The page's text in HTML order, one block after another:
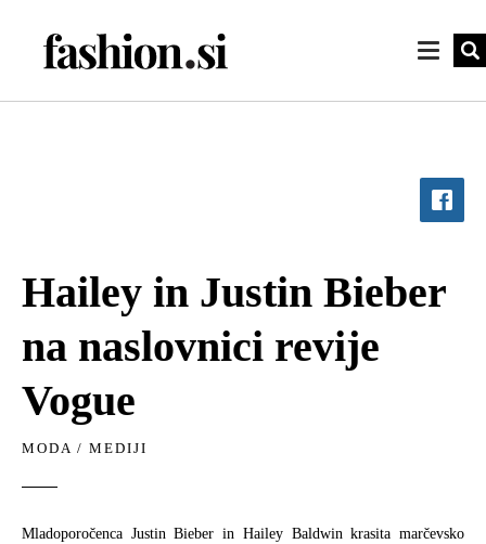
Hailey in Justin Bieber
na naslovnici revije
Vogue
MODA / MEDIJI
Mladoporočenca Justin Bieber in Hailey Baldwin krasita marčevsko